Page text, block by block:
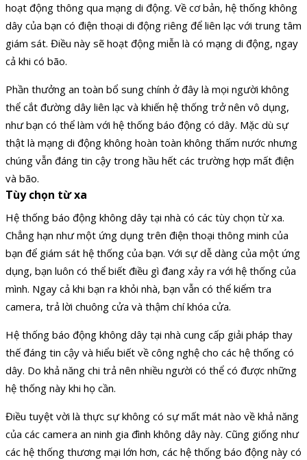
hoạt động thông qua mạng di động. Về cơ bản, hệ thống không
dây của bạn có điện thoại di động riêng để liên lạc với trung tâm
giám sát. Điều này sẽ hoạt động miễn là có mạng di động, ngay
cả khi có bão.
Phần thưởng an toàn bổ sung chính ở đây là mọi người không
thể cắt đường dây liên lạc và khiến hệ thống trở nên vô dụng,
như bạn có thể làm với hệ thống báo động có dây. Mặc dù sự
thật là mạng di động không hoàn toàn không thấm nước nhưng
chúng vẫn đáng tin cậy trong hầu hết các trường hợp mất điện
và bão.
Tùy chọn từ xa
Hệ thống báo động không dây tại nhà có các tùy chọn từ xa.
Chẳng hạn như một ứng dụng trên điện thoại thông minh của
bạn để giám sát hệ thống của bạn. Với sự dễ dàng của một ứng
dụng, bạn luôn có thể biết điều gì đang xảy ra với hệ thống của
mình. Ngay cả khi bạn ra khỏi nhà, bạn vẫn có thể kiểm tra
camera, trả lời chuông cửa và thậm chí khóa cửa.
Hệ thống báo động không dây tại nhà cung cấp giải pháp thay
thế đáng tin cậy và hiểu biết về công nghệ cho các hệ thống có
dây. Do khả năng chi trả nên nhiều người có thể có được những
hệ thống này khi họ cần.
Điều tuyệt vời là thực sự không có sự mất mát nào về khả năng
của các camera an ninh gia đình không dây này. Cũng giống như
các hệ thống thương mại lớn hơn, các hệ thống báo động này có